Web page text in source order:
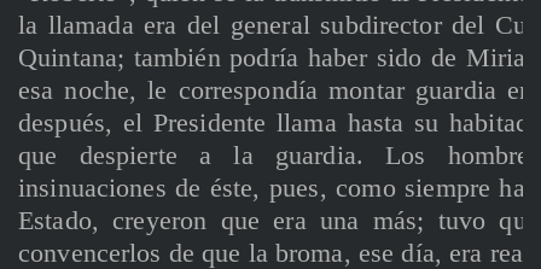
la llamada era del general subdirector del
Quintana; también podría haber sido de Miria
esa noche, le correspondía montar guardia
después, el Presidente llama hasta su
que despierte a la guardia. Los
insinuaciones de éste, pues, como siempre
Estado, creyeron que era una más; tuvo
convencerlos de que la broma, ese día, era